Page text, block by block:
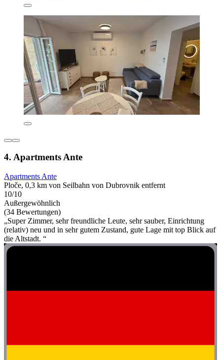
4. Apartments Ante
Apartments Ante
Ploče, 0,3 km von Seilbahn von Dubrovnik entfernt
10/10
Außergewöhnlich
(34 Bewertungen)
„Super Zimmer, sehr freundliche Leute, sehr sauber, Einrichtung
(relativ) neu und in sehr gutem Zustand, gute Lage mit top Blick auf
die Altstadt. “